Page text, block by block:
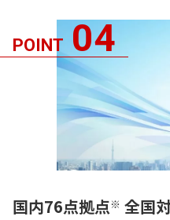
POINT 04
国内76点拠点※ 全国